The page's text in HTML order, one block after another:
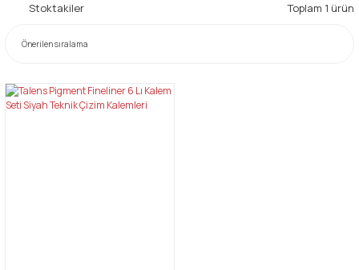
Stoktakiler Toplam 1 ürün